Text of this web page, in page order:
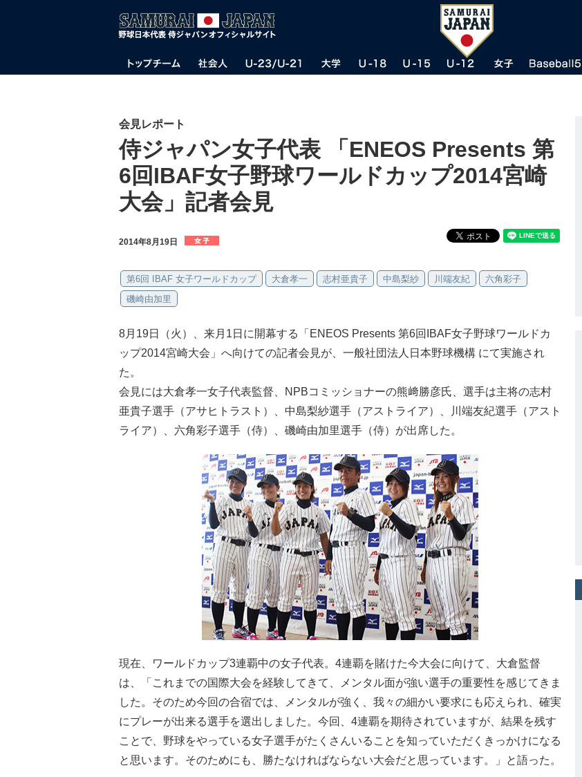
会見レポート
侍ジャパン女子代表 「ENEOS Presents 第
6回IBAF女子野球ワールドカップ2014宮崎
大会」記者会見
2014年8月19日
第6回 IBAF 女子ワールドカップ 大倉孝一 志村亜貴子 中島梨紗 川端友紀
六角彩子
磯崎由加里
8月19日（火）、来月1日に開幕する「ENEOS Presents 第6回IBAF女子野球ワールドカ
ップ2014宮崎大会」へ向けての記者会見が、一般社団法人日本野球機構 にて実施され
た。
会見には大倉孝一女子代表監督、NPBコミッショナーの熊﨑勝彦氏、選手は主将の志村
亜貴子選手（アサヒトラスト）、中島梨紗選手（アストライア）、川端友紀選手（アスト
ライア）、六角彩子選手（侍）、磯崎由加里選手（侍）が出席した。
現在、ワールドカップ3連覇中の女子代表。4連覇を賭けた今大会に向けて、大倉監督
は、「これまでの国際大会を経験してきて、メンタル面が強い選手の重要性を感じてきま
した。そのため今回の合宿では、メンタルが強く、我々の細かい要求にも応えられ、確実
にプレーが出来る選手を選出しました。今回、4連覇を期待されていますが、結果を残す
ことで、野球をやっている女子選手がたくさんいることを知っていただくきっかけになる
と思います。そのためにも、勝たなければならない大会だと思っています。」と語った。